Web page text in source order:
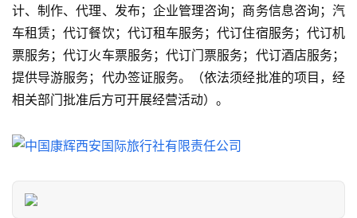
景
点
旅
游
信
史
文
登录 注册
计、制作、代理、发布；企业管理咨询；商务信息咨询；汽
车租赁；代订餐饮；代订租车服务；代订住宿服务；代订机
票服务；代订火车票服务；代订门票服务；代订酒店服务；
提供导游服务；代办签证服务。（依法须经批准的项目，经
相关部门批准后方可开展经营活动）。